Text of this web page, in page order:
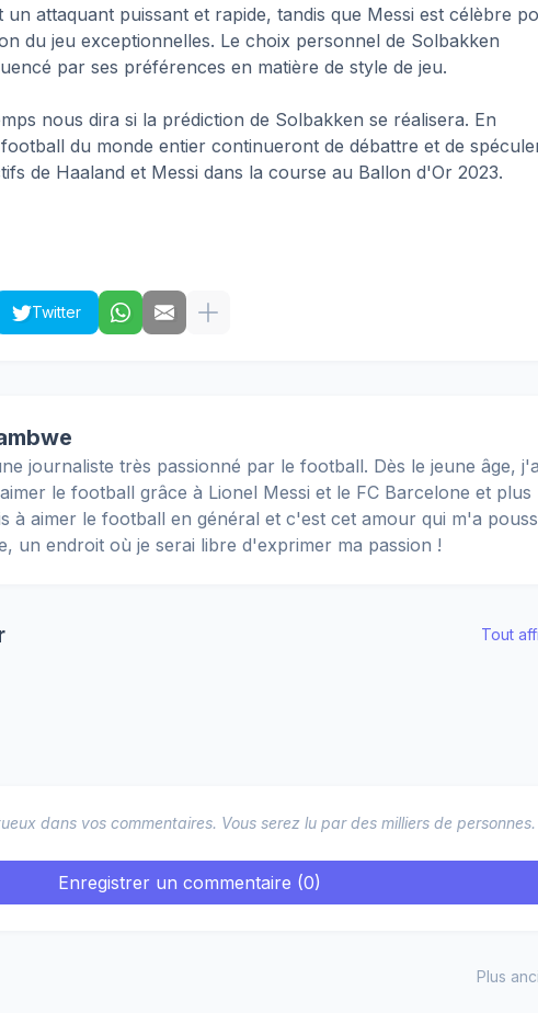
un attaquant puissant et rapide, tandis que Messi est célèbre
du jeu exceptionnelles. Le choix personnel de Solbakken
par ses préférences en matière de style de jeu.
nous dira si la prédiction de Solbakken se réalisera. En
du monde entier continueront de débattre et de
de Haaland et Messi dans la course au Ballon d'Or 2023.
Twitter
journaliste très passionné par le football. Dès le jeune âge,
le football grâce à Lionel Messi et le FC Barcelone et plus
à aimer le football en général et c'est cet amour qui m'a
un endroit où je serai libre d'exprimer ma passion !
Tout
dans vos commentaires. Vous serez lu par des milliers de personnes.
Enregistrer un commentaire (0)
Plus